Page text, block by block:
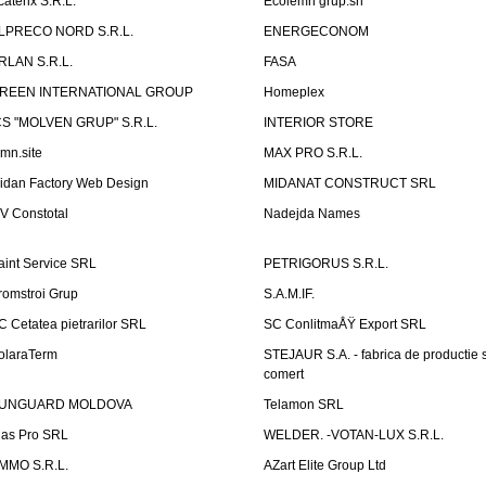
NORD S.R.L.
ENERGECONOM
S.R.L.
FASA
INTERNATIONAL GROUP
Homeplex
"MOLVEN GRUP" S.R.L.
INTERIOR STORE
MAX PRO S.R.L.
Factory Web Design
MIDANAT CONSTRUCT SRL
Constotal
Nadejda Names
Service SRL
PETRIGORUS S.R.L.
Grup
S.A.M.IF.
Cetatea pietrarilor SRL
SC ConlitmaÅŸ Export SRL
STEJAUR S.A. - fabrica de productie
comert
MOLDOVA
Telamon SRL
Pro SRL
WELDER. -VOTAN-LUX S.R.L.
S.R.L.
AZart Elite Group Ltd